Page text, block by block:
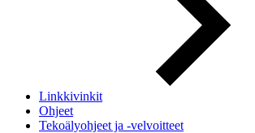
Linkkivinkit
Ohjeet
Tekoälyohjeet ja -velvoitteet